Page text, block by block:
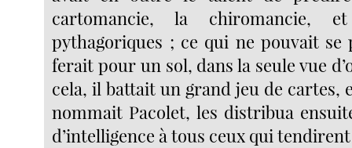
cartomancie, la chiromancie,
pythagoriques ; ce qui ne pouvait se
ferait pour un sol, dans la seule vue
cela, il battait un grand jeu de cartes,
nommait Pacolet, les distribua
d’intelligence à tous ceux qui